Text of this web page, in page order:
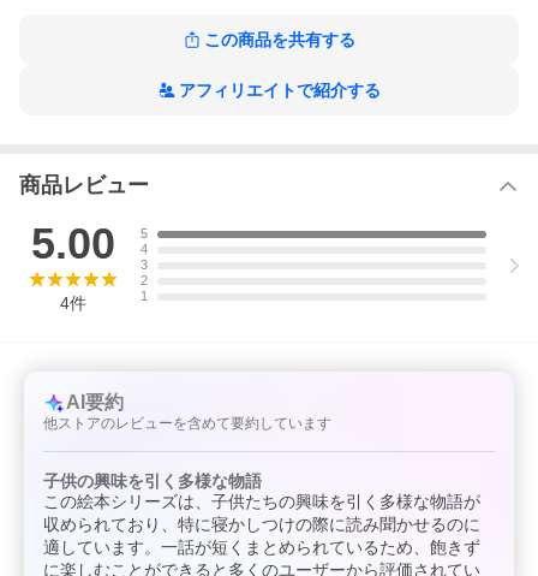
※本データはこの商品が発売された時点の情報です。
この商品を共有する
アフィリエイトで紹介する
商品レビュー
5.00
4件
5
4
3
2
1
AI要約
他ストアのレビューを含めて要約しています
子供の興味を引く多様な物語
この絵本シリーズは、子供たちの興味を引く多様な物語が
収められており、特に寝かしつけの際に読み聞かせるのに
適しています。一話が短くまとめられているため、飽きず
に楽しむことができると多くのユーザーから評価されてい